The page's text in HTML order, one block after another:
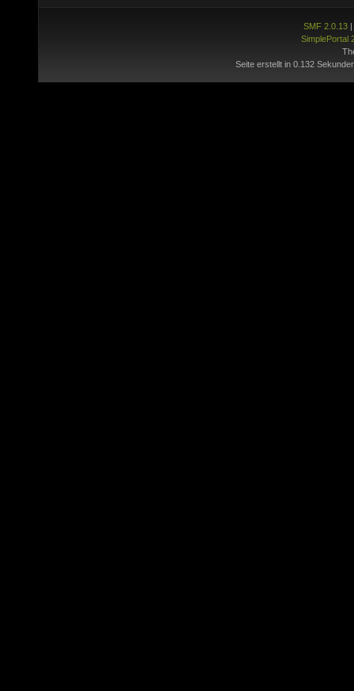
SMF 2.0.13|
SimplePortal
Seite erstellt in 0.132